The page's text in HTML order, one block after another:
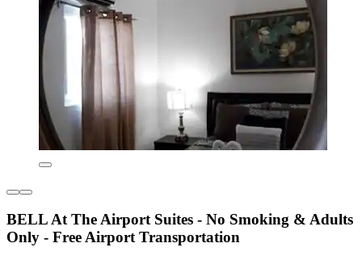
BELL At The Airport Suites - No Smoking & Adults
Only - Free Airport Transportation